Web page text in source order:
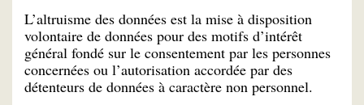
L’altruisme des données est la mise à disposition
volontaire de données pour des motifs d’intérêt
général fondé sur le consentement par les personnes
concernées ou l’autorisation accordée par des
détenteurs de données à caractère non personnel.